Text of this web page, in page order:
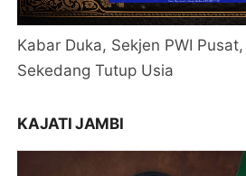
Kabar Duka, Sekjen PWI
Sekedang Tutup Usia
KAJATI JAMBI